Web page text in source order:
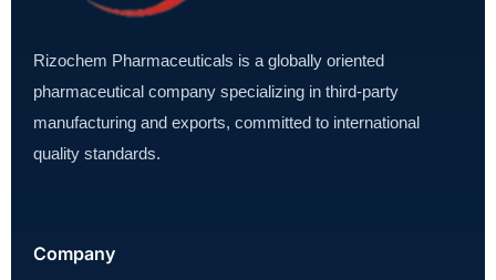
Rizochem Pharmaceuticals is a globally oriented
pharmaceutical company specializing in third-party
manufacturing and exports, committed to international
quality standards.
Company